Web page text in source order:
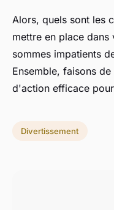
Alors, quels sont les
mettre en place dans
sommes impatients
Ensemble, faisons
d'action efficace
Divertissement